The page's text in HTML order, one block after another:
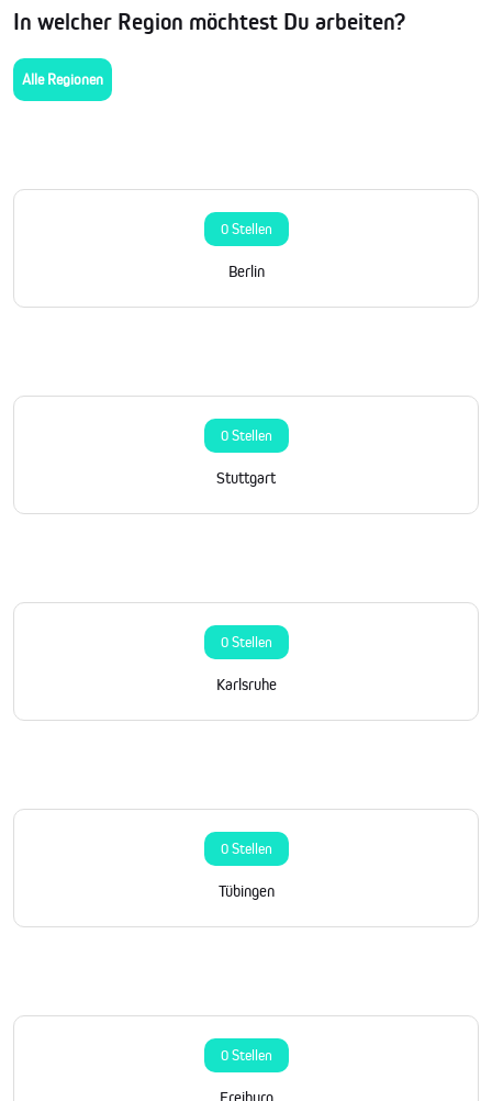
In welcher Region möchtest Du arbeiten?
Alle Regionen
0 Stellen
Berlin
0 Stellen
Stuttgart
0 Stellen
Karlsruhe
0 Stellen
Tübingen
0 Stellen